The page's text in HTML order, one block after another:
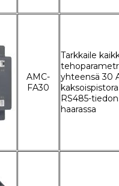
AMC-
FA30
Tarkkaile
yhteensä 30
RS485-
haarassa